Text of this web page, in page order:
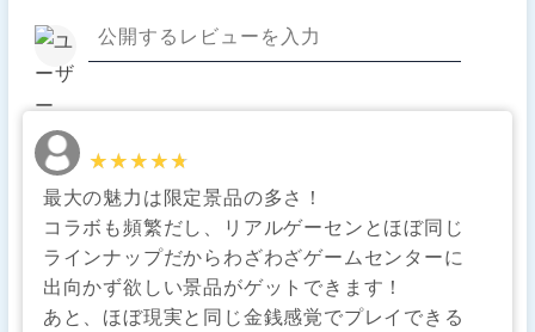
★★★★★
★★★★★
最大の魅力は限定景品の多さ！
コラボも頻繁だし、リアルゲーセンとほぼ同じ
ラインナップだからわざわざゲームセンターに
出向かず欲しい景品がゲットできます！
あと、ほぼ現実と同じ金銭感覚でプレイできる